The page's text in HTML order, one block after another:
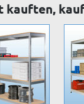
kauften,